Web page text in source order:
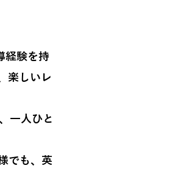
経験を持
楽しいレ
一人ひと
でも、英